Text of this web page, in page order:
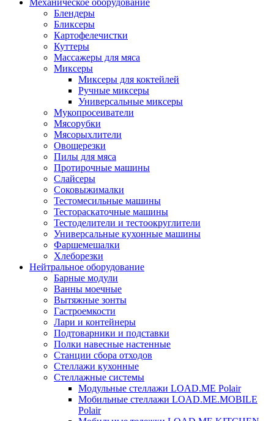
Механическое оборудование
Блендеры
Бликсеры
Картофелечистки
Куттеры
Массажеры для мяса
Миксеры
Миксеры для коктейлей
Ручные миксеры
Универсальные миксеры
Мукопросеиватели
Мясорубки
Мясорыхлители
Овощерезки
Пилы для мяса
Протирочные машины
Слайсеры
Соковыжималки
Тестомесильные машины
Тестораскаточные машины
Тестоделители и тестоокруглители
Универсальные кухонные машины
Фаршемешалки
Хлеборезки
Нейтральное оборудование
Барные модули
Ванны моечные
Вытяжные зонты
Гастроемкости
Лари и контейнеры
Подтоварники и подставки
Полки навесные настенные
Станции сбора отходов
Стеллажи кухонные
Стеллажные системы
Модульные стеллажи LOAD.ME Polair
Мобильные стеллажи LOAD.ME.MOBILE
Polair